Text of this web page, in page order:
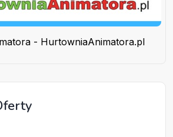
- HurtowniaAnimatora.pl